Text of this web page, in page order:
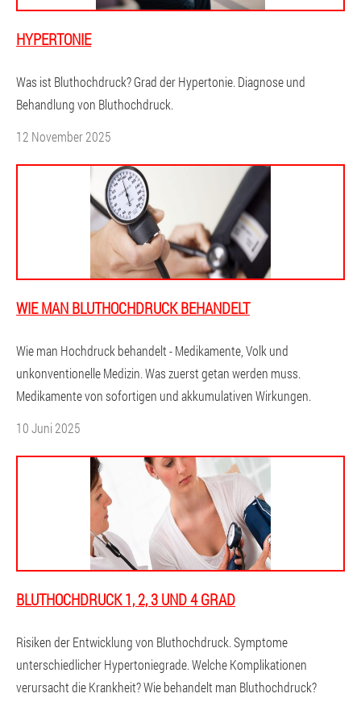
HYPERTONIE
Was ist Bluthochdruck? Grad der Hypertonie. Diagnose und
Behandlung von Bluthochdruck.
12 November 2025
WIE MAN BLUTHOCHDRUCK BEHANDELT
Wie man Hochdruck behandelt - Medikamente, Volk und
unkonventionelle Medizin. Was zuerst getan werden muss.
Medikamente von sofortigen und akkumulativen Wirkungen.
10 Juni 2025
BLUTHOCHDRUCK 1, 2, 3 UND 4 GRAD
Risiken der Entwicklung von Bluthochdruck. Symptome
unterschiedlicher Hypertoniegrade. Welche Komplikationen
verursacht die Krankheit? Wie behandelt man Bluthochdruck?